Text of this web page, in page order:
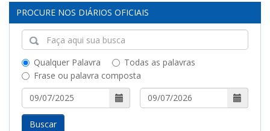
PROCURE NOS DIÁRIOS OFICIAIS
Qualquer Palavra
Todas as palavras
Frase ou palavra composta
Buscar